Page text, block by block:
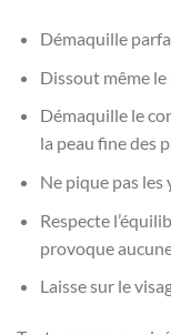
Démaquille
Dissout même
Démaquille le
la peau fine des
Ne pique pas les
Respecte
provoque
Laisse sur le